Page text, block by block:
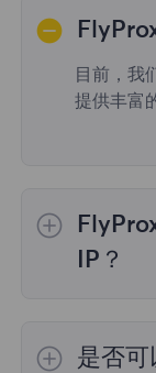
目前，我
提供丰富
IP？
的代理选
是否可